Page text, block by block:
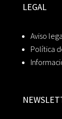
LEGAL
Aviso
Política